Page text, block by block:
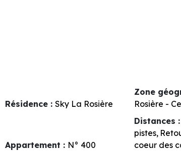
Résidence : Sky La Rosière
Zone
Rosière -
Appartement : N° 400
Distances :
pistes
coeur des